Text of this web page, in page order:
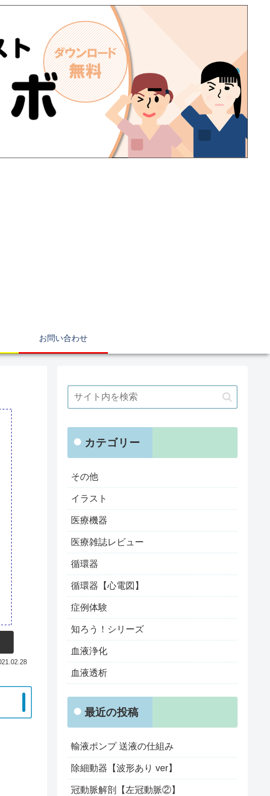
お問い合わせ
カテゴリー
その他
イラスト
医療機器
医療雑誌レビュー
循環器
循環器【心電図】
症例体験
知ろう！シリーズ
血液浄化
血液透析
最近の投稿
輸液ポンプ 送液の仕組み
除細動器【波形あり ver】
冠動脈解剖【左冠動脈②】